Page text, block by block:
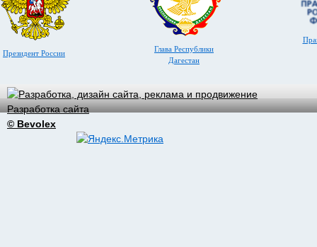
Президент России
Глава Республики
Дагестан
Разработка сайта
© Bevolex